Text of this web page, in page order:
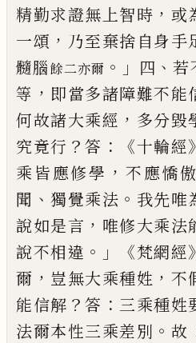
精勤求證無 上智時 ， 或
一頌 ， 乃至棄捨自身手
髓腦餘二亦爾 。」 四 、若
等 ， 即當多諸障難不能
何故諸大乘經 ， 多分毀
究竟行 ？答 ： 《十輪經》
乘皆應修學 ， 不應憍
聞 、獨覺乘法 。 我先唯
說如是言 ， 唯修大乘法
說不相違 。」《梵網經》
爾 ， 豈無大乘種姓 ， 不
能信解 ？答 ： 三乘種姓
法爾本性三乘差別 。 故